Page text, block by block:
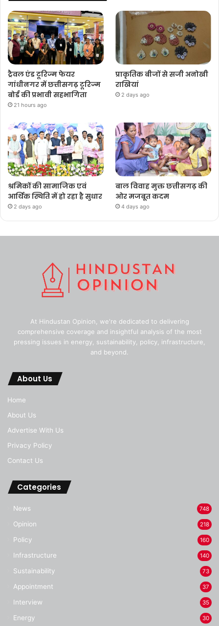
ट्रैवल एंड टूरिज्म फेयर
गांधीनगर में छत्तीसगढ़ टूरिज्म
बोर्ड की प्रभावी सहभागिता
21 hours ago
प्राकृतिक बीजों से सजी अनोखी
राखियां
2 days ago
श्रमिकों की सामाजिक एवं
आर्थिक स्थिति में हो रहा है सुधार
2 days ago
बाल विवाह मुक्त छत्तीसगढ़ की
ओर मजबूत कदम
4 days ago
At Hindustan Opinion, we're dedicated to delivering
comprehensive coverage and insightful analysis of the most
pressing issues in energy, sustainability, policy, infrastructure,
and beyond.
About Us
Home
About Us
Advertise With Us
Privacy Policy
Contact Us
Categories
News 748
Opinion 218
Policy 160
Infrastructure 140
Sustainability 73
Appointment 37
Interview 35
Energy 30